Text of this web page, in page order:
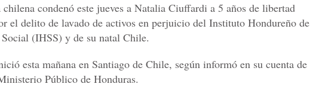
condenó este jueves a Natalia Ciuffardi a 5 años de libertad
el delito de lavado de activos en perjuicio del Instituto Hondureño de
(IHSS) y de su natal Chile.
esta mañana en Santiago de Chile, según informó en su cuenta de
Público de Honduras.